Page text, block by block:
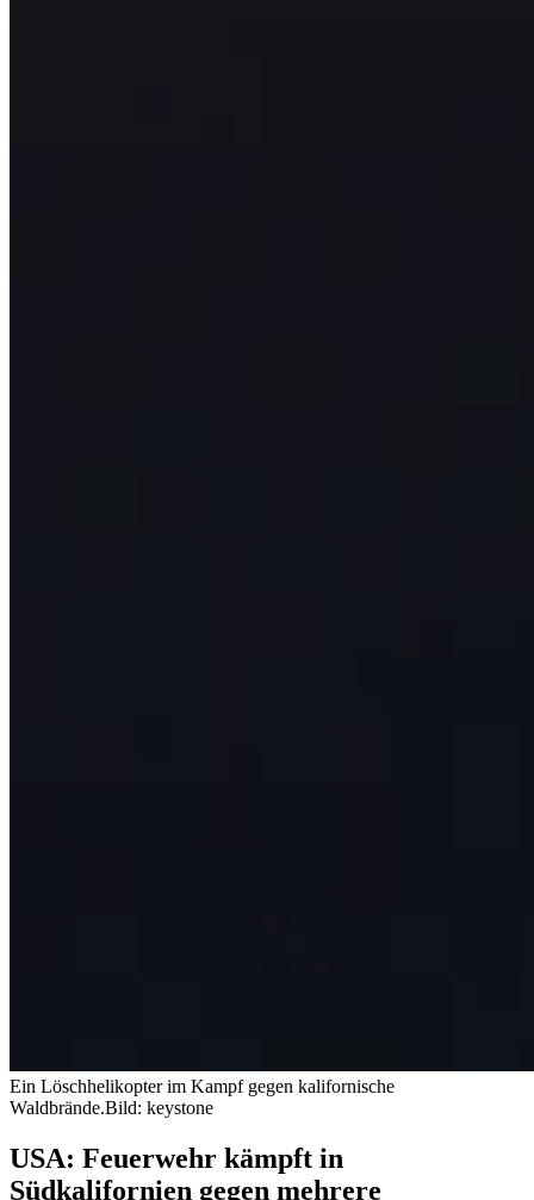
Ein Löschhelikopter im Kampf gegen kalifornische
Waldbrände.Bild: keystone
USA: Feuerwehr kämpft in
Südkalifornien gegen mehrere